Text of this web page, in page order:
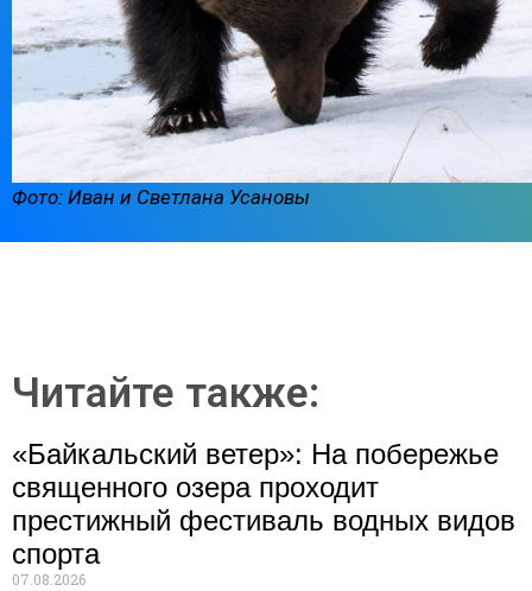
Фото: Иван и Светлана Усановы
Читайте также:
«Байкальский ветер»: На побережье
священного озера проходит
престижный фестиваль водных видов
спорта
07.08.2026